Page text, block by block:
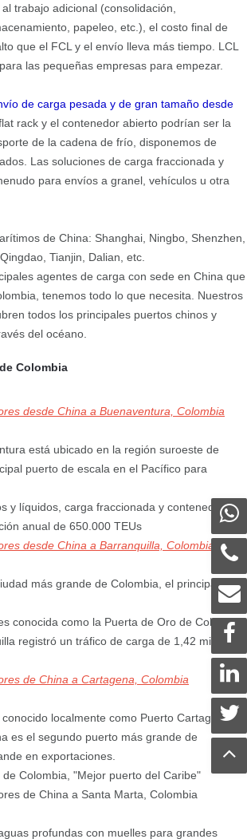
trabajo adicional (consolidación,
papeleo, etc.), el costo final de
que el FCL y el envío lleva más tiempo. LCL
las pequeñas empresas para empezar.
de carga pesada y de gran tamaño desde
flat rack y el contenedor abierto podrían ser la
de la cadena de frío, disponemos de
Las soluciones de carga fraccionada y
para envíos a granel, vehículos u otra
de China: Shanghai, Ningbo, Shenzhen,
Tianjin, Dalian, etc.
agentes de carga con sede en China que
tenemos todo lo que necesita. Nuestros
todos los principales puertos chinos y
del océano.
Colombia
está ubicado en la región suroeste de
puerto de escala en el Pacífico para
y líquidos, carga fraccionada y contenedores.
anual de 650.000 TEUs
más grande de Colombia, el principal
conocida como la Puerta de Oro de Colombia
registró un tráfico de carga de 1,42 millones
localmente como Puerto Cartagena
es el segundo puerto más grande de
en exportaciones.
Colombia, "Mejor puerto del Caribe"
profundas con muelles para grandes